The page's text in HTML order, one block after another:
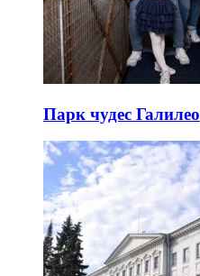
Парк чудес Галилео